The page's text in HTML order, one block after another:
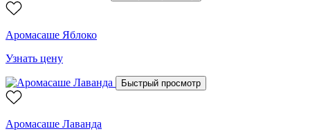
Аромасаше Яблоко
Узнать цену
Быстрый просмотр
Аромасаше Лаванда